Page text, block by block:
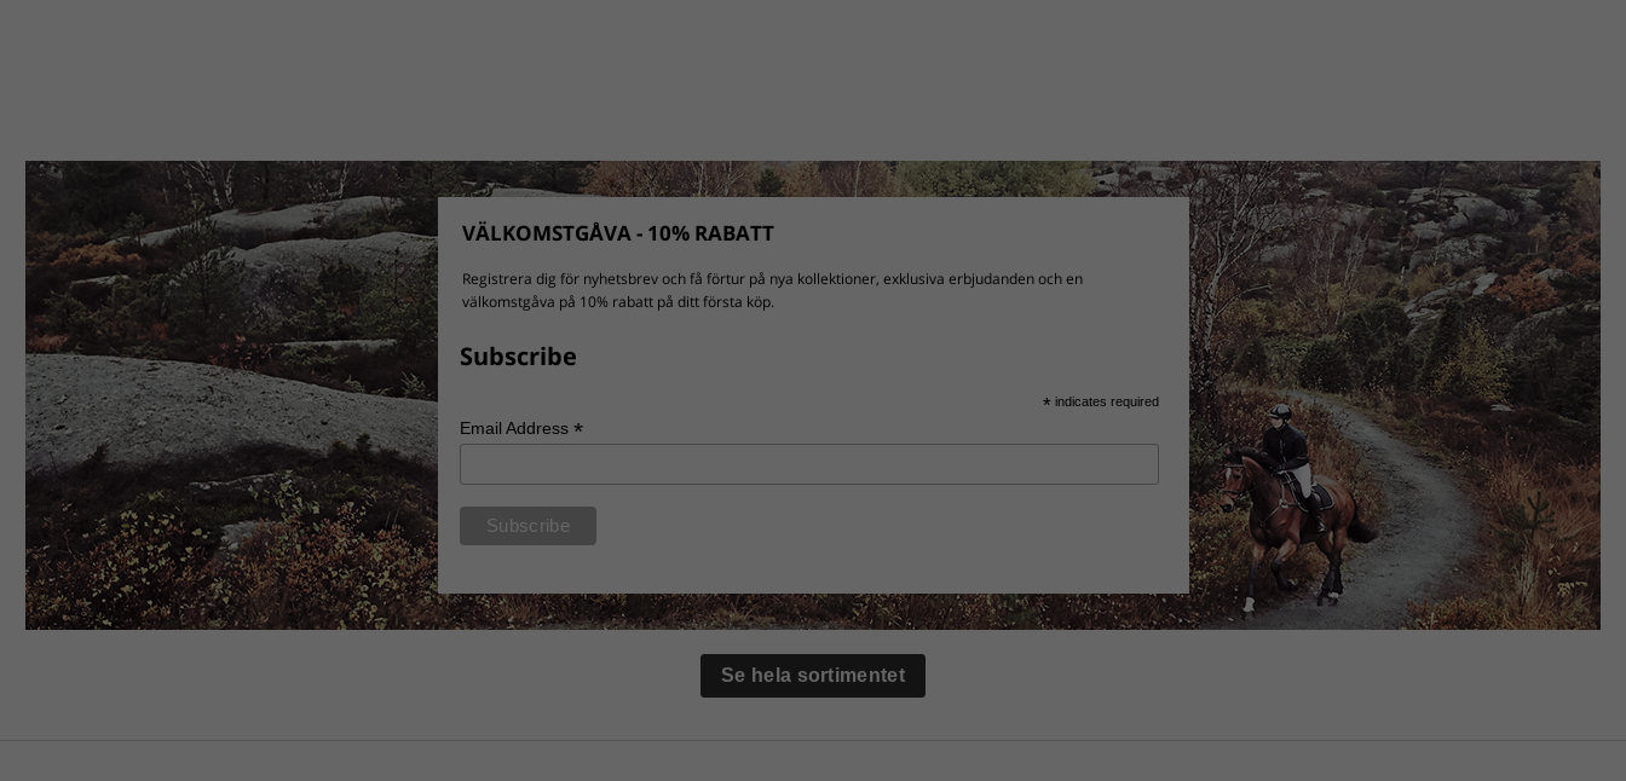
VÄLKOMSTGÅVA - 10% RABATT
Registrera dig för nyhetsbrev och få förtur på nya kollektioner, exklusiva erbjudanden och en
välkomstgåva på 10% rabatt på ditt första köp.
Subscribe
* indicates required
Email Address*
Se hela sortimentet